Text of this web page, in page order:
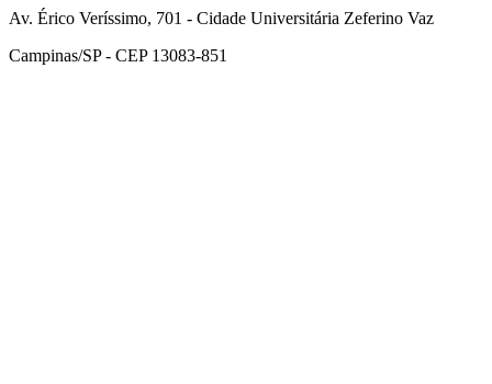
Av. Érico Veríssimo, 701 - Cidade Universitária Zeferino Vaz
Campinas/SP - CEP 13083-851